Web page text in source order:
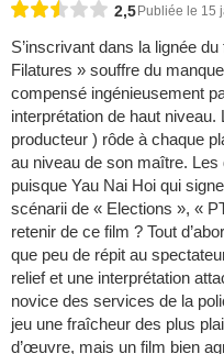
2,5 Publiée le 15
S’inscrivant dans la lignée
Filatures » souffre du
compensé ingénieusement
interprétation de haut niveau.
producteur ) rôde à chaque
au niveau de son maître.
puisque Yau Nai Hoi qui
scénarii de « Elections », «
retenir de ce film ? Tout
que peu de répit au
relief et une interprétation
novice des services de la
jeu une fraîcheur des plus
d’œuvre, mais un film bien